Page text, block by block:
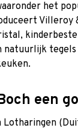
het
Villeroy
natuurlijk
een
Lotharingen